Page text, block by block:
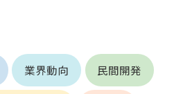
業界動向 民間開発
結果、会員申込みをした者が以下
いことがあります。
在しなかった場合